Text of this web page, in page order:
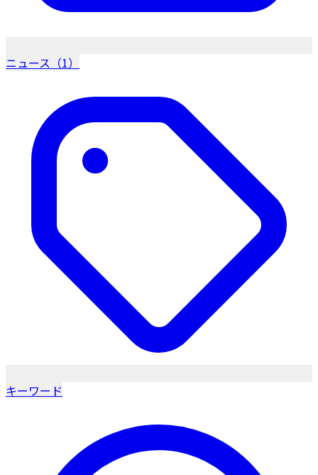
ニュース（1）
キーワード